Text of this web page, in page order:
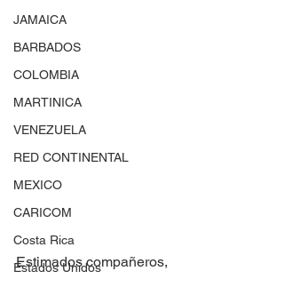
JAMAICA
BARBADOS
COLOMBIA
MARTINICA
VENEZUELA
RED CONTINENTAL
MEXICO
CARICOM
Costa Rica
Estados Unidos
Estimados compañeros,